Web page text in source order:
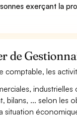
exerçant la
de
comptable, les
bilans, ... selon les